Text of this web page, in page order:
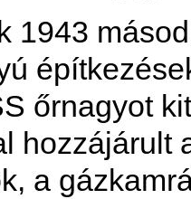
1943
őrnagyot
hozzájárult
a